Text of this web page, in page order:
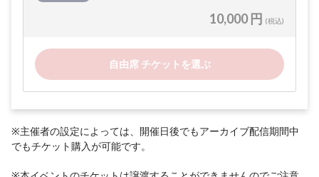
10,000 円 (税込)
自由席 チケットを選ぶ
※主催者の設定によっては、開催日後でもアーカイブ配信期間中
でもチケット購入が可能です。